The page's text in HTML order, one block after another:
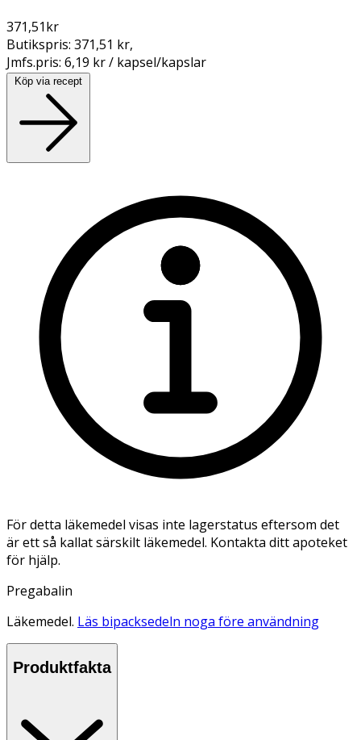
371,51kr
Butikspris: 371,51 kr,
Jmfs.pris: 6,19 kr / kapsel/kapslar
Köp via recept
För detta läkemedel visas inte lagerstatus eftersom det
är ett så kallat särskilt läkemedel. Kontakta ditt apoteket
för hjälp.
Pregabalin
Läkemedel. Läs bipacksedeln noga före användning
Produktfakta